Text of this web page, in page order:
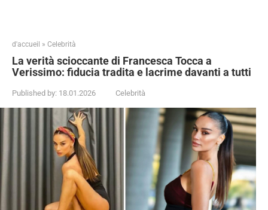
d'accueil » Celebrità
La verità scioccante di Francesca Tocca a
Verissimo: fiducia tradita e lacrime davanti a tutti
Published by: 18.01.2026 Celebrità